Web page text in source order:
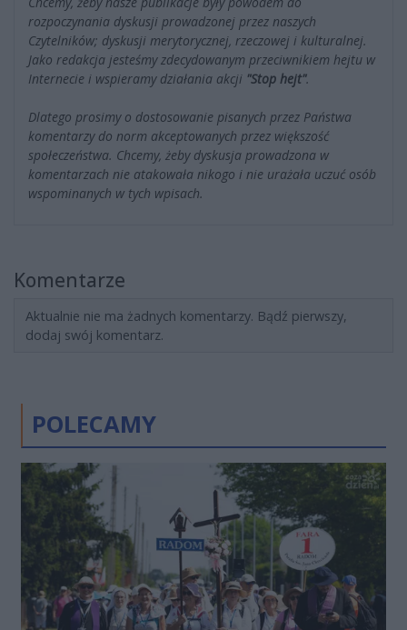
rozpoczynania dyskusji prowadzonej przez naszych
Czytelników; dyskusji merytorycznej, rzeczowej i kulturalnej.
Jako redakcja jesteśmy zdecydowanym przeciwnikiem hejtu w
Internecie i wspieramy działania akcji "Stop hejt".
Dlatego prosimy o dostosowanie pisanych przez Państwa
komentarzy do norm akceptowanych przez większość
społeczeństwa. Chcemy, żeby dyskusja prowadzona w
komentarzach nie atakowała nikogo i nie urażała uczuć osób
wspominanych w tych wpisach.
Komentarze
Aktualnie nie ma żadnych komentarzy. Bądź pierwszy,
dodaj swój komentarz.
POLECAMY